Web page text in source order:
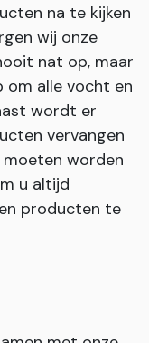
na te kijken
wij onze
nat op, maar
om alle vocht en
wordt er
vervangen
worden
u altijd
producten te